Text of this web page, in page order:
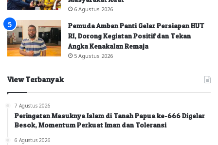
6 Agustus 2026
Pemuda Amban Panti Gelar Persiapan HUT
RI, Dorong Kegiatan Positif dan Tekan
Angka Kenakalan Remaja
5 Agustus 2026
View Terbanyak
7 Agustus 2026
Peringatan Masuknya Islam di Tanah Papua ke-666 Digelar
Besok, Momentum Perkuat Iman dan Toleransi
6 Agustus 2026